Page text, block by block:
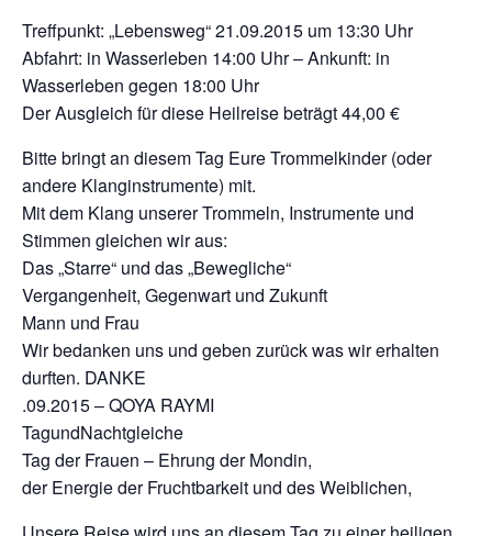
Treffpunkt: „Lebensweg“ 21.09.2015 um 13:30 Uhr
Abfahrt: in Wasserleben 14:00 Uhr – Ankunft: in
Wasserleben gegen 18:00 Uhr
Der Ausgleich für diese Heilreise beträgt 44,00 €
Bitte bringt an diesem Tag Eure Trommelkinder (oder
andere Klanginstrumente) mit.
Mit dem Klang unserer Trommeln, Instrumente und
Stimmen gleichen wir aus:
Das „Starre“ und das „Bewegliche“
Vergangenheit, Gegenwart und Zukunft
Mann und Frau
Wir bedanken uns und geben zurück was wir erhalten
durften. DANKE
.09.2015 – QOYA RAYMI
TagundNachtgleiche
Tag der Frauen – Ehrung der Mondin,
der Energie der Fruchtbarkeit und des Weiblichen,